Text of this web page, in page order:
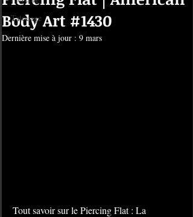
Tatouage
Body Art #1430
Dernière mise à jour : 9 mars
Tout savoir sur le Piercing Flat : La